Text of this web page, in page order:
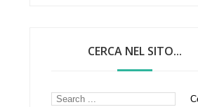
CERCA NEL SITO...